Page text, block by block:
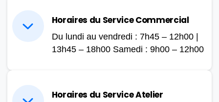
Horaires du Service Commercial
Du lundi au vendredi : 7h45 – 12h00 |
13h45 – 18h00 Samedi : 9h00 – 12h00
Horaires du Service Atelier